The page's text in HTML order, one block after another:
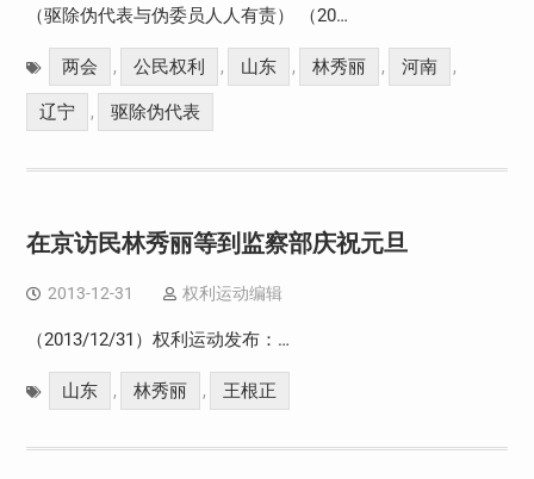
（驱除伪代表与伪委员人人有责） （20…
两会 , 公民权利 , 山东 , 林秀丽 , 河南 ,
辽宁 , 驱除伪代表
在京访民林秀丽等到监察部庆祝元旦
2013-12-31 权利运动编辑
（2013/12/31）权利运动发布：…
山东 , 林秀丽 , 王根正